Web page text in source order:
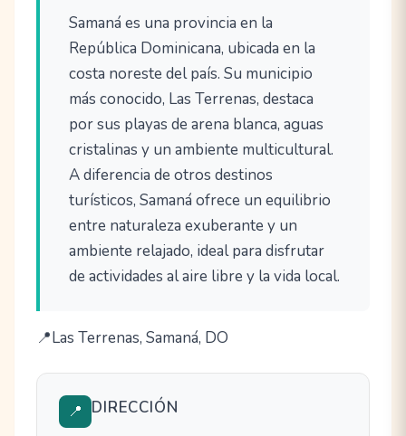
Samaná es una provincia en la
República Dominicana, ubicada en la
costa noreste del país. Su municipio
más conocido, Las Terrenas, destaca
por sus playas de arena blanca, aguas
cristalinas y un ambiente multicultural.
A diferencia de otros destinos
turísticos, Samaná ofrece un equilibrio
entre naturaleza exuberante y un
ambiente relajado, ideal para disfrutar
de actividades al aire libre y la vida local.
Las Terrenas, Samaná, DO
📍 DIRECCIÓN